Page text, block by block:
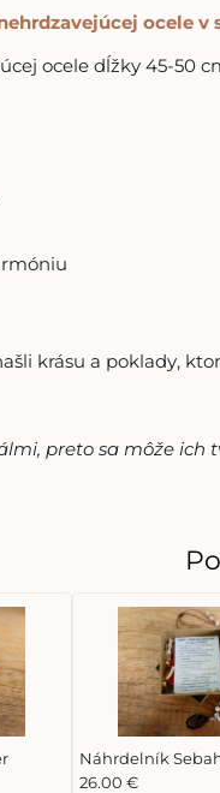
ocele
ocele dĺžky 45-50
krásu a poklady,
preto sa môže ich
Náhrdelník
26.00 €